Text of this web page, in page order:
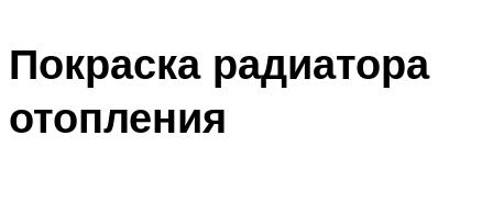
Покраска радиатора
отопления